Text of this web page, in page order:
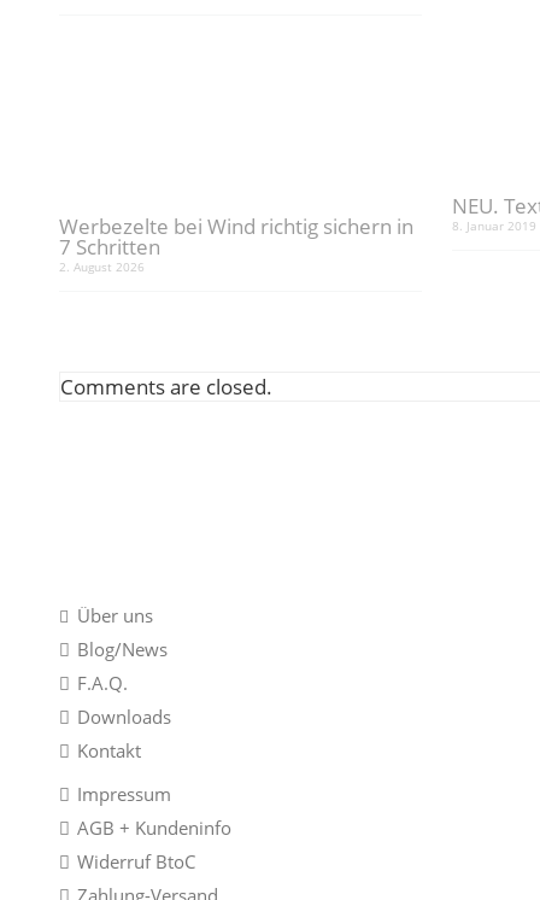
Werbezelte bei Wind richtig sichern in
7 Schritten
2. August 2026
NEU.
8. Januar 2019
Comments are closed.
Über uns
Blog/News
F.A.Q.
Downloads
Kontakt
Impressum
AGB + Kundeninfo
Widerruf BtoC
Zahlung-Versand